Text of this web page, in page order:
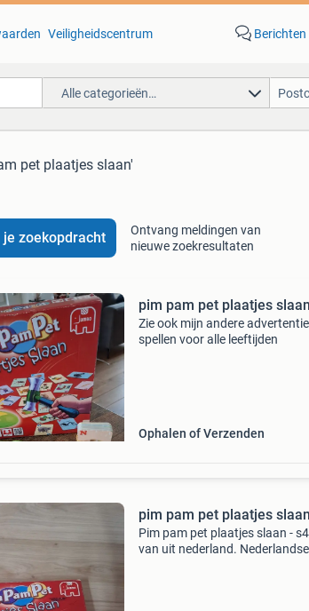
Veiligheidscentrum Berichten
Alle categorieën…
pet plaatjes slaan'
je zoekopdracht
Ontvang meldingen van
nieuwe zoekresultaten
pim pam pet plaatjes slaan
Zie ook mijn andere
spellen voor alle leeftijden
Ophalen of Verzenden
pim pam pet plaatjes
Pim pam pet plaatjes slaan -
van uit nederland.